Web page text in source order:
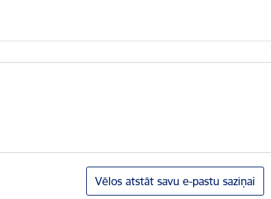
Vēlos atstāt savu e-pastu saziņai